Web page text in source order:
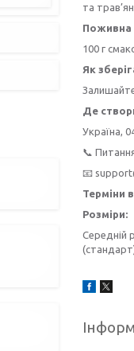
та
Поживна
100 г
Як
Де
Україна,
📞
📧
Терміни
Розміри:
Середній